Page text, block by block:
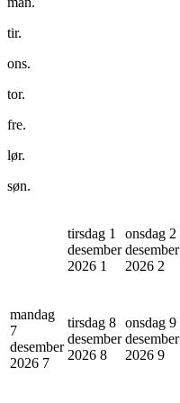
tir.
ons.
tor.
fre.
lør.
søn.
tirsdag 1
desember
2026 1
onsdag 2
desember
2026 2
mandag
7
desember
2026 7
tirsdag 8
desember
2026 8
onsdag 9
desember
2026 9